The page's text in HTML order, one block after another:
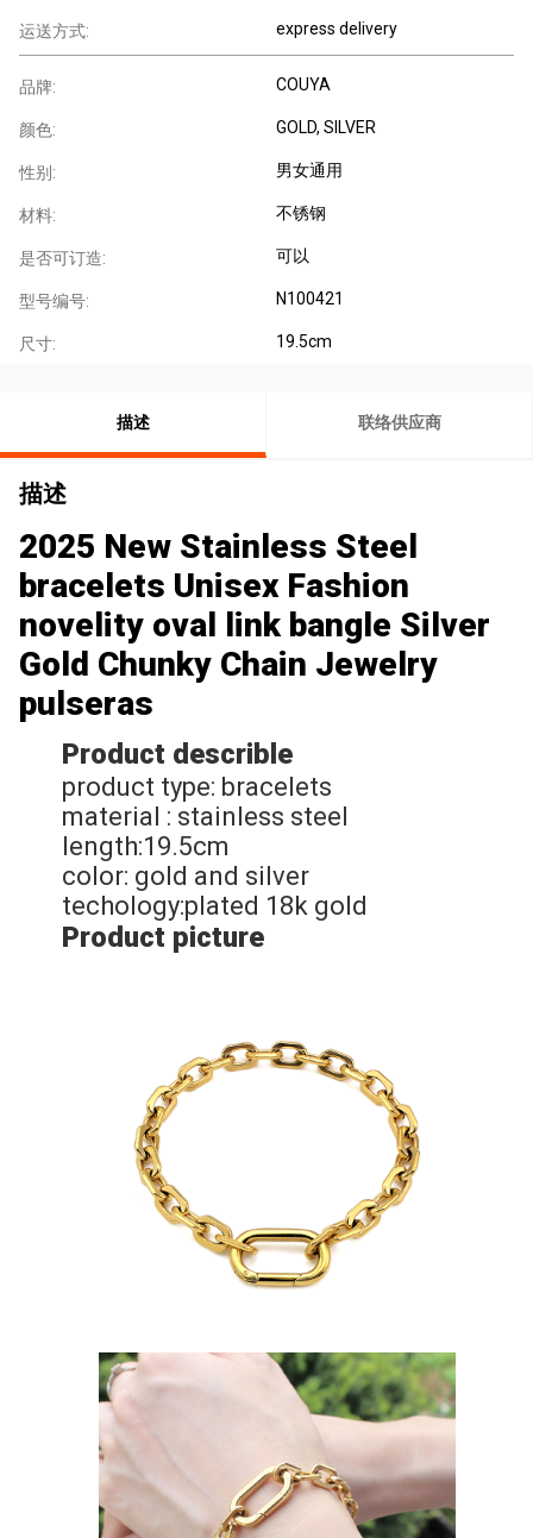
运送方式: express delivery
品牌: COUYA
颜色: GOLD, SILVER
性别: 男女通用
材料: 不锈钢
是否可订造: 可以
型号编号: N100421
尺寸: 19.5cm
描述 联络供应商
描述
2025 New Stainless Steel
bracelets Unisex Fashion
novelity oval link bangle Silver
Gold Chunky Chain Jewelry
pulseras
Product describle
product type: bracelets
material : stainless steel
length:19.5cm
color: gold and silver
techology:plated 18k gold
Product picture